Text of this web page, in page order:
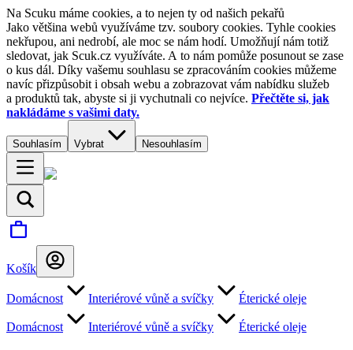
Na Scuku máme cookies, a to nejen ty od našich pekařů
Jako většina webů využíváme tzv. soubory cookies. Tyhle cookies
nekřupou, ani nedrobí, ale moc se nám hodí. Umožňují nám totiž
sledovat, jak Scuk.cz využíváte. A to nám pomůže posunout se zase
o kus dál. Díky vašemu souhlasu se zpracováním cookies můžeme
navíc přizpůsobit i obsah webu a zobrazovat vám nabídku služeb
a produktů tak, abyste si ji vychutnali co nejvíce. Přečtěte si, jak
nakládáme s vašimi daty.
Souhlasím Vybrat Nesouhlasím
Košík
Domácnost Interiérové vůně a svíčky Éterické oleje
Domácnost Interiérové vůně a svíčky Éterické oleje